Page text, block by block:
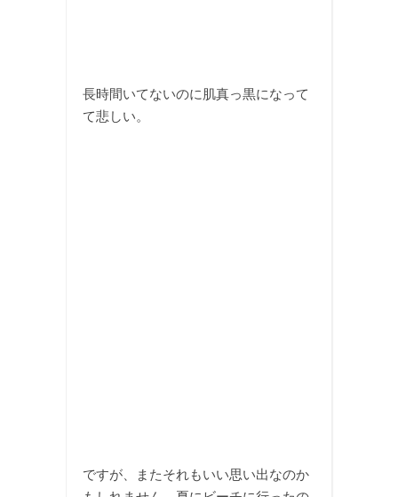
長時間いてないのに肌真っ黒になって
て悲しい。
ですが、またそれもいい思い出なのか